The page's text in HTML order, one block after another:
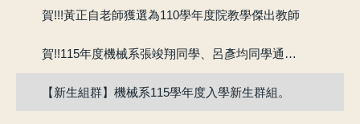
賀!!!黃正自老師獲選為110學年度院教學傑出教師
【新生組群】機械系115學年度入學新生群組。